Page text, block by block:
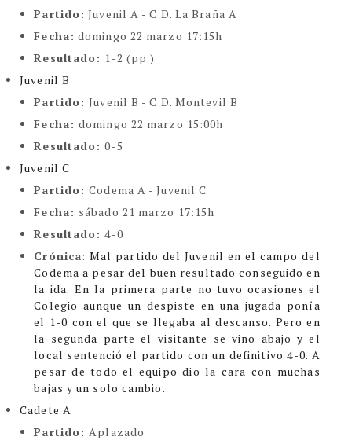
Partido: Juvenil A - C.D. La Braña A
Fecha: domingo 22 marzo 17:15h
Resultado: 1-2 (pp.)
Juvenil B
Partido:Juvenil B - C.D. Montevil B
Fecha:domingo 22 marzo 15:00h
Resultado:0-5
Juvenil C
Partido:Codema A - Juvenil C
Fecha: sábado 21 marzo 17:15h
Resultado:4-0
Crónica:Mal partido del Juvenil en el campo del
Codema a pesar del buen resultado conseguido en
la ida. En la primera parte no tuvo ocasiones el
Colegio aunque un despiste en una jugada ponía
el 1-0 con el que se llegaba al descanso. Pero en
la segunda parte el visitante se vino abajo y el
local sentenció el partido con un definitivo 4-0. A
pesar de todo el equipo dio la cara con muchas
bajas y un solo cambio.
Cadete A
Partido:Aplazado